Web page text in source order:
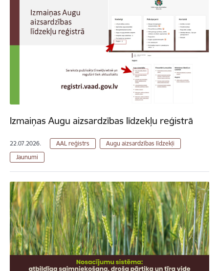
Izmaiņas Augu aizsardzības līdzekļu reģistrā
22.07.2026. AAL reģistrs
Augu aizsardzības līdzekļi
Jaunumi